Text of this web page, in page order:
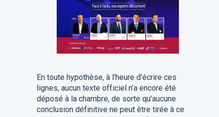
En toute hypothèse, à l’heure d’écrire ces
lignes, aucun texte officiel n’a encore été
déposé à la chambre, de sorte qu’aucune
conclusion définitive ne peut être tirée à ce